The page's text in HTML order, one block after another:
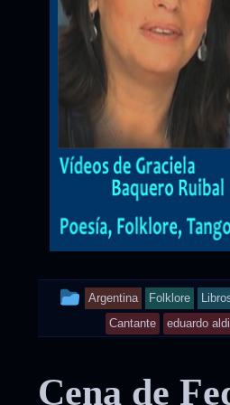
This
entry
posted
Argentina Folklore
Cantante
eduardo
Cena de